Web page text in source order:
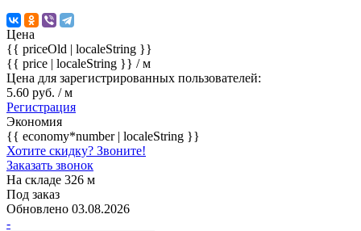
Цена
{{ priceOld | localeString }}
{{ price | localeString }} / м
Цена для зарегистрированных пользователей:
5.60 руб. / м
Регистрация
Экономия
{{ economy*number | localeString }}
Хотите скидку? Звоните!
Заказать звонок
На складе 326 м
Под заказ
Обновлено 03.08.2026
-